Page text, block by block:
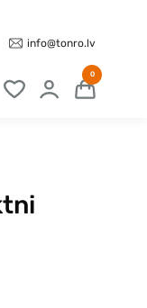
info@tonro.lv
0